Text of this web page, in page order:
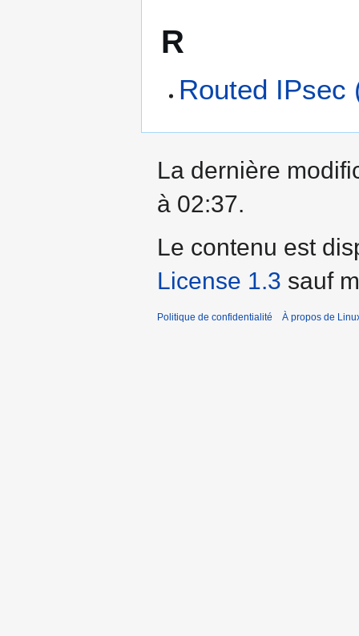
R
Routed IPsec
La dernière
à 02:37.
Le contenu est
License 1.3 sauf
Politique de confidentialité À propos de